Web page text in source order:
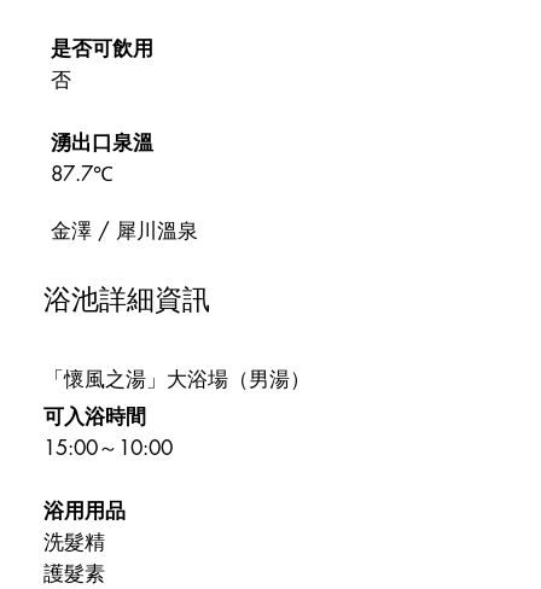
是否可飲用
​否
湧出口泉溫
87.7℃
金澤 / 犀川溫泉
浴池詳細資訊
「懷風之湯」大浴場（男湯）
可入浴時間
15:00～10:00
浴用用品
洗髮精
護髮素